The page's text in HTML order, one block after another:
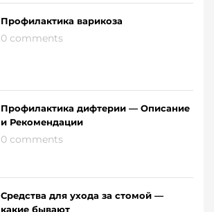
Профилактика варикоза
0 comments
Профилактика дифтерии — Описание
и Рекомендации
0 comments
Средства для ухода за стомой —
какие бывают